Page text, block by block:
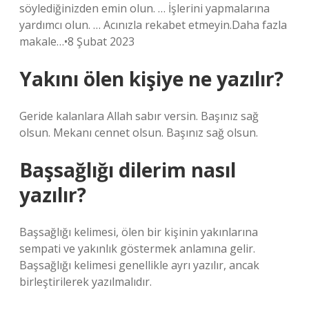
söylediğinizden emin olun. … İşlerini yapmalarına
yardımcı olun. … Acınızla rekabet etmeyin.Daha fazla
makale…•8 Şubat 2023
Yakını ölen kişiye ne yazılır?
Geride kalanlara Allah sabır versin. Başınız sağ
olsun. Mekanı cennet olsun. Başınız sağ olsun.
Başsağlığı dilerim nasıl
yazılır?
Başsağlığı kelimesi, ölen bir kişinin yakınlarına
sempati ve yakınlık göstermek anlamına gelir.
Başsağlığı kelimesi genellikle ayrı yazılır, ancak
birleştirilerek yazılmalıdır.